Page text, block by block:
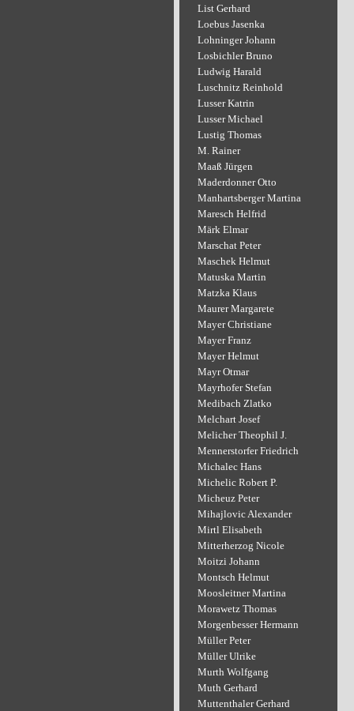
List Gerhard
Loebus Jasenka
Lohninger Johann
Losbichler Bruno
Ludwig Harald
Luschnitz Reinhold
Lusser Katrin
Lusser Michael
Lustig Thomas
M. Rainer
Maaß Jürgen
Maderdonner Otto
Manhartsberger Martina
Maresch Helfrid
Märk Elmar
Marschat Peter
Maschek Helmut
Matuska Martin
Matzka Klaus
Maurer Margarete
Mayer Christiane
Mayer Franz
Mayer Helmut
Mayr Otmar
Mayrhofer Stefan
Medibach Zlatko
Melchart Josef
Melicher Theophil J.
Mennerstorfer Friedrich
Michalec Hans
Michelic Robert P.
Micheuz Peter
Mihajlovic Alexander
Mirtl Elisabeth
Mitterherzog Nicole
Moitzi Johann
Montsch Helmut
Moosleitner Martina
Morawetz Thomas
Morgenbesser Hermann
Müller Peter
Müller Ulrike
Murth Wolfgang
Muth Gerhard
Muttenthaler Gerhard